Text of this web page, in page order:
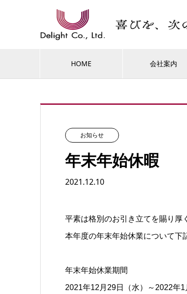
HOME 会社案内
お知らせ
年末年始休暇
2021.12.10
平素は格別のお引き立てを賜り厚
本年度の年末年始休業について下
年末年始休業期間
2021年12月29日（水）～2022年1